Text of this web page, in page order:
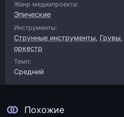
Жанр медиапроекта:
Эпические
Инструменты:
Струнные инструменты, Грувы,
оркестр
Темп:
Средний
Похожие